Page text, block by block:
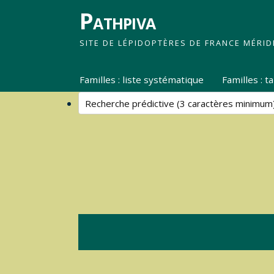
Pathpiva
SITE DE LÉPIDOPTÈRES DE FRANCE
Familles : liste systématique Familles :